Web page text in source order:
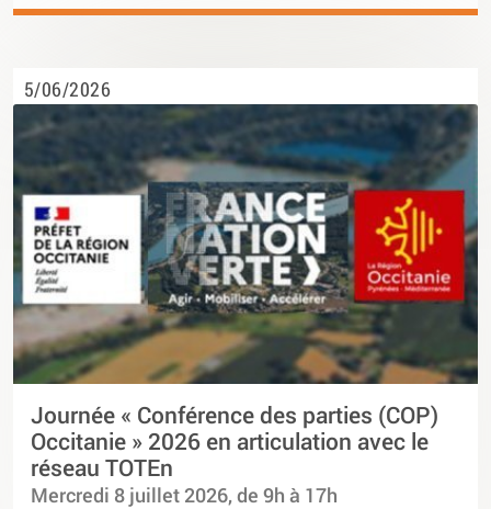
5/06/2026
Journée « Conférence des parties (COP)
Occitanie » 2026 en articulation avec le
réseau TOTEn
Mercredi 8 juillet 2026, de 9h à 17h